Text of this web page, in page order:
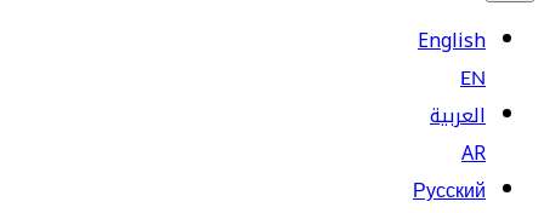
English
EN
العربية
AR
Русский